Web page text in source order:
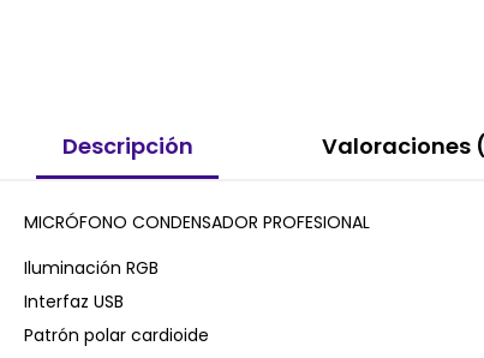
Descripción Valoraciones
MICRÓFONO CONDENSADOR PROFESIONAL
Iluminación RGB
Interfaz USB
Patrón polar cardioide